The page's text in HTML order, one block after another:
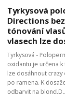
Tyrkysová
Directions
tónování
vlasech lze
Tyrkysová -
oxidantu je určena
lze dosáhnout crazy
po ramena. K
odbarvit na